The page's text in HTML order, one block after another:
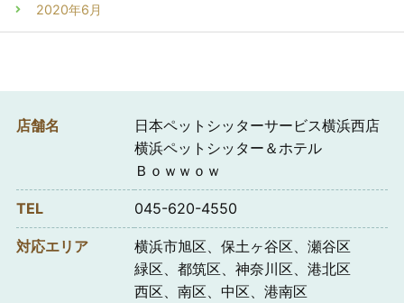
2020年6月
店舗名
日本ペットシッターサービス横浜西店
横浜ペットシッター＆ホテル
Ｂｏｗｗｏｗ
TEL 045-620-4550
対応エリア
横浜市旭区、保土ヶ谷区、瀬谷区
緑区、都筑区、神奈川区、港北区
西区、南区、中区、港南区